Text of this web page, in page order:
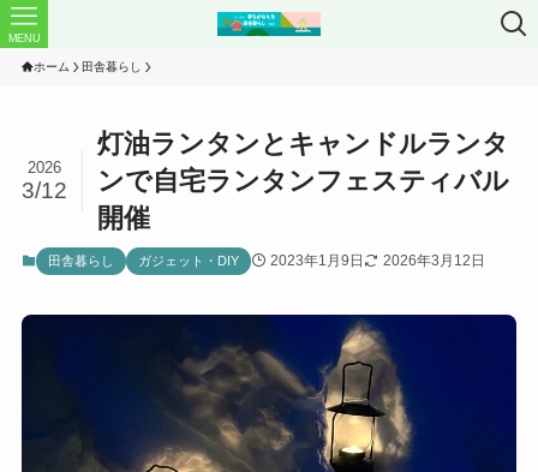
MENU
ホーム 田舎暮らし
灯油ランタンとキャンドルランタ
ンで自宅ランタンフェスティバル
開催
2026
3/12
田舎暮らし ガジェット・DIY 2023年1月9日 2026年3月12日